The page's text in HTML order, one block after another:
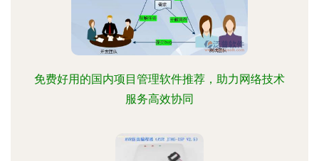
免费好用的国内项目管理软件推荐，助力网络技术
服务高效协同